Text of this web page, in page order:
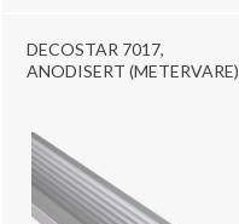
DECOSTAR 7017,
ANODISERT (METERVARE)